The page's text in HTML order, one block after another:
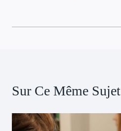
Sur Ce Même Sujet